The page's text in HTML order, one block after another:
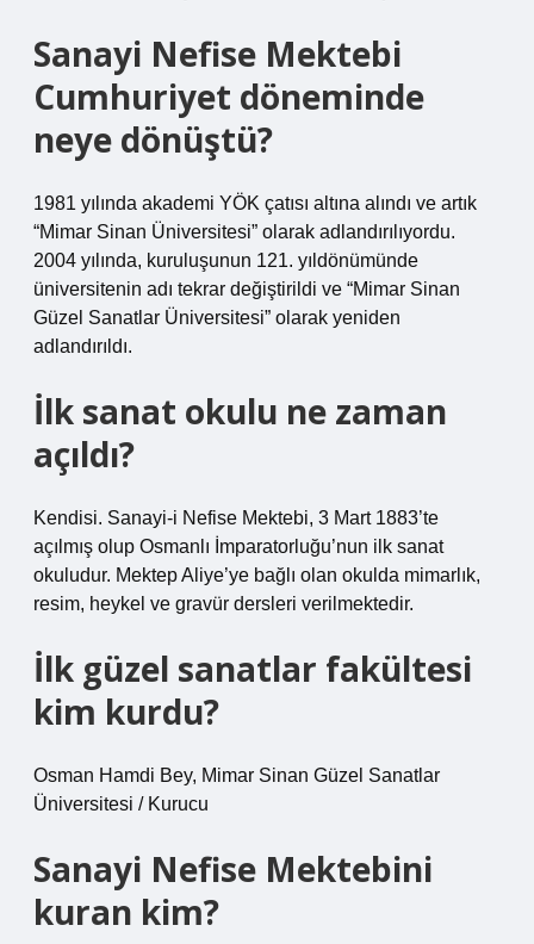
Sanayi Nefise Mektebi
Cumhuriyet döneminde
neye dönüştü?
1981 yılında akademi YÖK çatısı altına alındı ​​ve artık
“Mimar Sinan Üniversitesi” olarak adlandırılıyordu.
2004 yılında, kuruluşunun 121. yıldönümünde
üniversitenin adı tekrar değiştirildi ve “Mimar Sinan
Güzel Sanatlar Üniversitesi” olarak yeniden
adlandırıldı.
İlk sanat okulu ne zaman
açıldı?
Kendisi. Sanayi-i Nefise Mektebi, 3 Mart 1883’te
açılmış olup Osmanlı İmparatorluğu’nun ilk sanat
okuludur. Mektep Aliye’ye bağlı olan okulda mimarlık,
resim, heykel ve gravür dersleri verilmektedir.
İlk güzel sanatlar fakültesi
kim kurdu?
Osman Hamdi Bey, Mimar Sinan Güzel Sanatlar
Üniversitesi / Kurucu
Sanayi Nefise Mektebini
kuran kim?